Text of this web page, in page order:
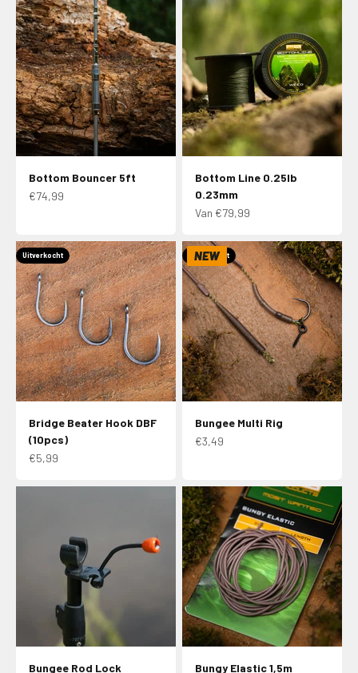
Bottom Bouncer 5ft
Aanbiedingsprijs
€74,99
Bottom Line 0.25lb
0.23mm
Aanbiedingsprijs
Van €79,99
Uitverkocht
Bridge Beater Hook DBF
(10pcs)
Aanbiedingsprijs
€5,99
Uitverkocht
NEW
Bungee Multi Rig
Aanbiedingsprijs
€3,49
Bungee Rod Lock Bungy Elastic 1,5m